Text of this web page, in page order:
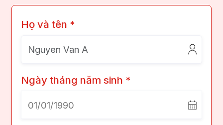
Họ và tên *
Ngày tháng năm sinh *